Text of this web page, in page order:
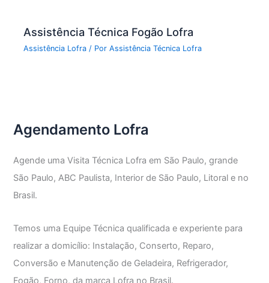
Assistência Técnica Fogão Lofra
Assistência Lofra / PorAssistência Técnica Lofra
Agendamento Lofra
Agende uma Visita Técnica Lofra em São Paulo, grande
São Paulo, ABC Paulista, Interior de São Paulo, Litoral e no
Brasil.
Temos uma Equipe Técnica qualificada e experiente para
realizar a domicílio: Instalação, Conserto, Reparo,
Conversão e Manutenção de Geladeira, Refrigerador,
Fogão, Forno, da marca Lofra no Brasil.